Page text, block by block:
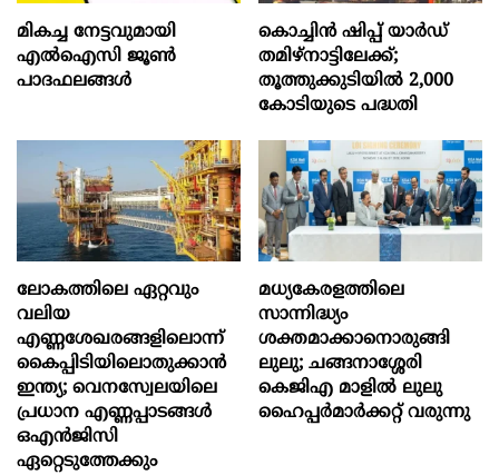
മികച്ച നേട്ടവുമായി
എൽഐസി ജൂൺ
പാദഫലങ്ങൾ
കൊച്ചിന്‍ ഷിപ്പ് യാർഡ്
തമിഴ്നാട്ടിലേക്ക്;
തൂത്തുക്കുടിയിൽ 2,000
കോടിയുടെ പദ്ധതി
ലോകത്തിലെ ഏറ്റവും
വലിയ
എണ്ണശേഖരങ്ങളിലൊന്ന്
കൈപ്പിടിയിലൊതുക്കാന്‍
ഇന്ത്യ; വെനസ്വേലയിലെ
പ്രധാന എണ്ണപ്പാടങ്ങള്‍
ഒഎന്‍ജിസി
ഏറ്റെടുത്തേക്കും
മധ്യകേരളത്തിലെ
സാന്നിദ്ധ്യം
ശക്തമാക്കാനൊരുങ്ങി
ലുലു; ചങ്ങനാശ്ശേരി
കെജിഎ മാളിൽ ലുലു
ഹൈപ്പർമാർക്കറ്റ് വരുന്നു